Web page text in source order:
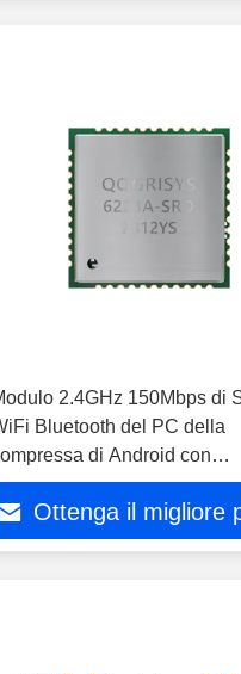
2.4GHz 150Mbps di
Bluetooth del PC della
di Android con
Ottenga il migliore